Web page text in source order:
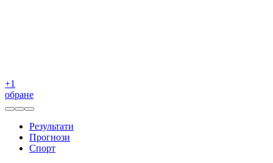
+1
обране
Результати
Прогнози
Спорт